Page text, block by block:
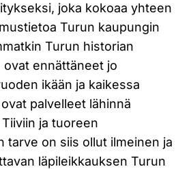
joka kokoaa yhteen
Turun kaupungin
Turun historian
ennättäneet jo
ikään ja kaikessa
palvelleet lähinnä
ja tuoreen
tarve on siis ollut ilmeinen ja
läpileikkauksen Turun